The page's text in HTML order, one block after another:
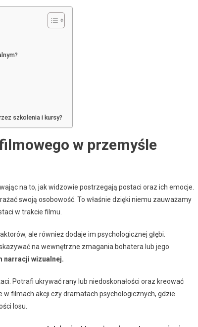
szkolenia i kursy?
w przemyśle
na to, jak widzowie postrzegają postaci oraz ich emocje.
swoją osobowość. To właśnie dzięki niemu zauważamy
w trakcie filmu.
ale również dodaje im psychologicznej głębi.
na wewnętrzne zmagania bohatera lub jego
narracji wizualnej.
Potrafi ukrywać rany lub niedoskonałości oraz kreować
w filmach akcji czy dramatach psychologicznych, gdzie
losu.